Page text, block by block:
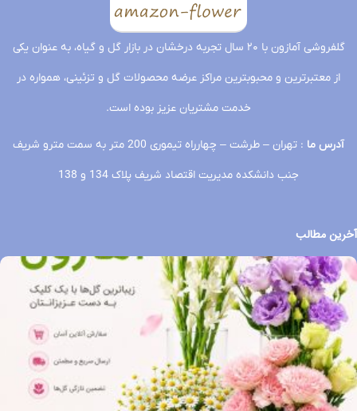
گلفروشی آمازون با ۲۰ سال تجربه درخشان در بازار گل و گیاه، به عنوان یکی
از معتبرترین و محبوبترین مراکز عرضه محصولات گل و تزئینی، همواره در
خدمت مشتریان عزیز بوده است.
آدرس ما
: تهران – طرشت – چهارراه تیموری 200 متر به سمت مترو شریف
جنب دانشکده مدیریت اقتصاد شریف پلاک 134 و 138
آخرین مطالب